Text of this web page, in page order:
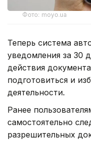
Фото: moyo.ua
Теперь система
уведомления за 30
действия
подготовиться и
деятельности.
Ранее
самостоятельно
разрешительных